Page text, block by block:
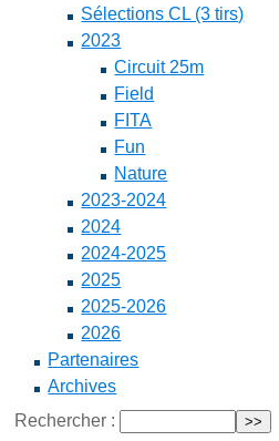
Sélections CL (3 tirs)
2023
Circuit 25m
Field
FITA
Fun
Nature
2023-2024
2024
2024-2025
2025
2025-2026
2026
Partenaires
Archives
Rechercher :